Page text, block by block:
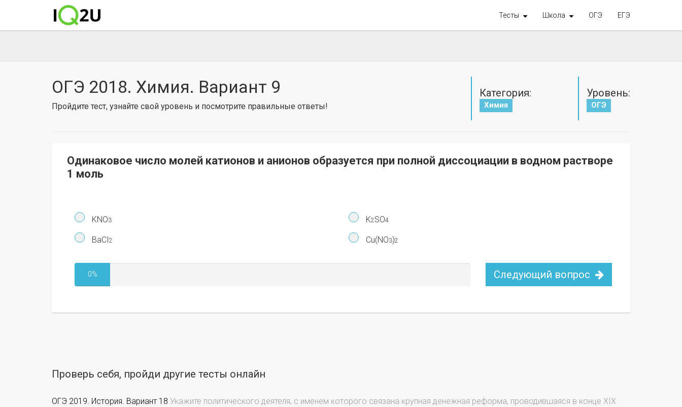
Тесты Школа ОГЭ ЕГЭ
ОГЭ 2018. Химия. Вариант 9
Пройдите тест, узнайте свой уровень и посмотрите правильные ответы!
Категория:
Химия
Уровень:
ОГЭ
Одинаковое число молей катионов и анионов образуется при полной диссоциации в водном растворе
1 моль
KNO3 K2SO4
BaCI2 Cu(NO3)2
0% Следующий вопрос
Проверь себя, пройди другие тесты онлайн
ОГЭ 2019. История. Вариант 18 Укажите политического деятеля, с именем которого связана крупная денежная реформа, проводившаяся в конце XIX